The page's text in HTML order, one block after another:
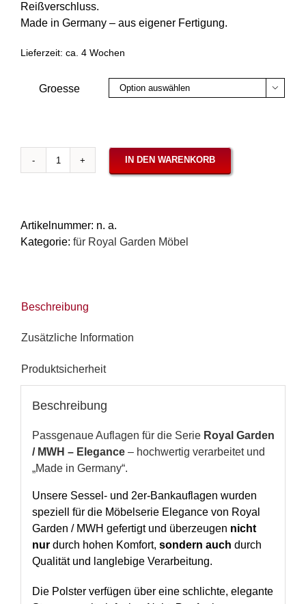
Reißverschluss.
Made in Germany – aus eigener Fertigung.
Lieferzeit: ca. 4 Wochen
Groesse 
Auflagen
/
MWH
Bergamo
rot
IN DEN WARENKORB
Artikelnummer: n. a.
Kategorie: für Royal Garden Möbel
Beschreibung
Zusätzliche Information
Produktsicherheit
Beschreibung
Passgenaue Auflagen für die Serie Royal Garden
/ MWH – Elegance– hochwertig verarbeitet und
„Made in Germany“.
Unsere Sessel- und 2er-Bankauflagen wurden
speziell für die Möbelserie Elegance von Royal
Garden / MWH gefertigt und überzeugen nicht
nurdurch hohen Komfort, sondern auch durch
Qualität und langlebige Verarbeitung.
Die Polster verfügen über eine schlichte, elegante